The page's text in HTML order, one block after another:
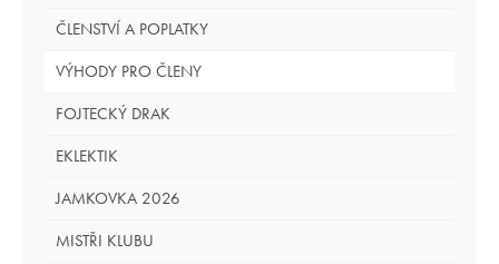
ČLENSTVÍ A POPLATKY
VÝHODY PRO ČLENY
FOJTECKÝ DRAK
EKLEKTIK
JAMKOVKA 2026
MISTŘI KLUBU